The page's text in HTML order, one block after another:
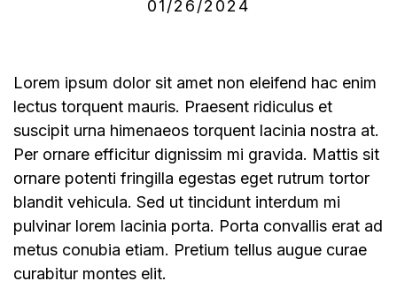
01/26/2024
Lorem ipsum dolor sit amet non eleifend hac enim
lectus torquent mauris. Praesent ridiculus et
suscipit urna himenaeos torquent lacinia nostra at.
Per ornare efficitur dignissim mi gravida. Mattis sit
ornare potenti fringilla egestas eget rutrum tortor
blandit vehicula. Sed ut tincidunt interdum mi
pulvinar lorem lacinia porta. Porta convallis erat ad
metus conubia etiam. Pretium tellus augue curae
curabitur montes elit.